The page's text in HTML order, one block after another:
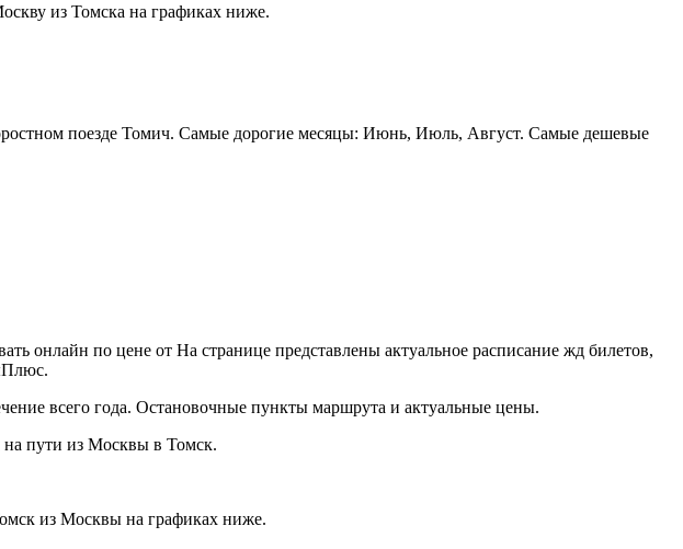
из Томска на графиках ниже.
поезде Томич. Самые дорогие месяцы: Июнь, Июль, Август. Самые дешевые
онлайн по цене от На странице представлены актуальное расписание жд билетов,
всего года. Остановочные пункты маршрута и актуальные цены.
на пути из Москвы в Томск.
из Москвы на графиках ниже.